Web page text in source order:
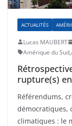
ACTUALITÉS
Lucas MAUBERT
Amérique du Sud,
rupture(s)
Référendums,
démocratiques,
climatiques : le